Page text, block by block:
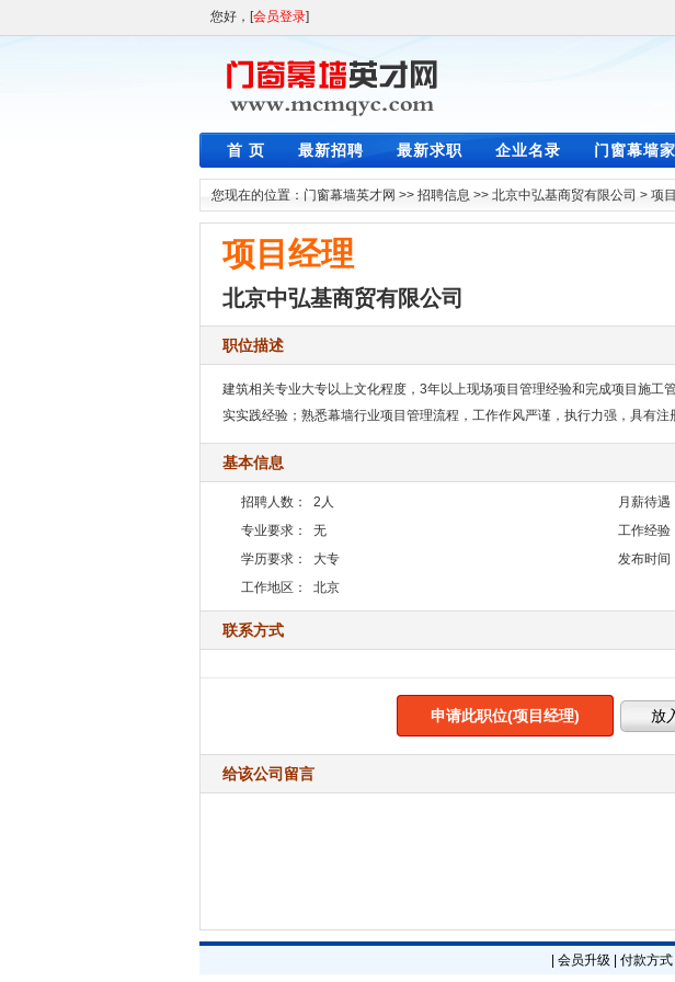
您好，[会员登录]
首 页 最新招聘 最新求职 企业名录 门窗幕墙
您现在的位置： 门窗幕墙英才网 >> 招聘信息 >> 北京中弘基商贸有限公司 > 项
项目经理
北京中弘基商贸有限公司
职位描述
建筑相关专业大专以上文化程度，3年以上现场项目管理经验和完成项目施工
实实践经验；熟悉幕墙行业项目管理流程，工作作风严谨，执行力强，具有注
基本信息
招聘人数： 2人 月薪待遇
专业要求：
无 工作经验
学历要求：
大专
发布时间
工作地区：
北京
联系方式
申请此职位(项目经理)
给该公司留言
会员升级 付款方式|